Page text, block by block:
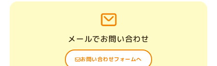
メールでお問い合わせ
お問い合わせフォームへ